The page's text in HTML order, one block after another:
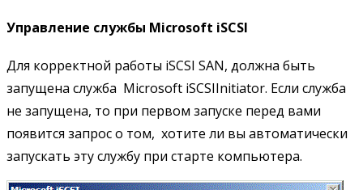
Управление службы Microsoft iSCSI
Для корректной работы iSCSI SAN, должна быть
запущена служба Microsoft iSCSIInitiator. Если служба
не запущена, то при первом запуске перед вами
появится запрос о том, хотите ли вы автоматически
запускать эту службу при старте компьютера.